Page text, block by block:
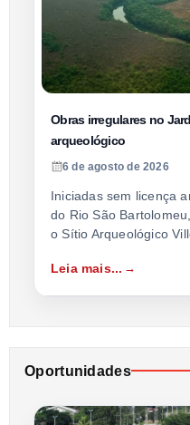
Obras irregulares no
arqueológico
6 de agosto de 2026
Iniciadas sem licença
do Rio São
o Sítio Arqueológico
Leia mais...
Oportunidades